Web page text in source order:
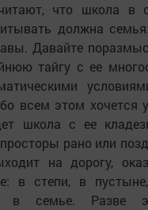
что школа в
должна
Давайте
тайгу с ее
всем этом хочется
школа с ее
рано или
на дорогу,
в степи, в
в семье. Разве